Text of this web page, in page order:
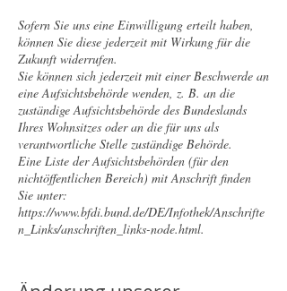
Sofern Sie uns eine Einwilligung erteilt haben,
können Sie diese jederzeit mit Wirkung für die
Zukunft widerrufen.
Sie können sich jederzeit mit einer Beschwerde an
eine Aufsichtsbehörde wenden, z. B. an die
zuständige Aufsichtsbehörde des Bundeslands
Ihres Wohnsitzes oder an die für uns als
verantwortliche Stelle zuständige Behörde.
Eine Liste der Aufsichtsbehörden (für den
nichtöffentlichen Bereich) mit Anschrift finden
Sie unter:
https://www.bfdi.bund.de/DE/Infothek/Anschrifte
n_Links/anschriften_links-node.html.